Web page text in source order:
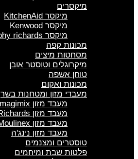
מיקסרים
מיקסר KitchenAid
מיקסר Kenwood
מיקסר morphy richards
מכונות קפה
מסחטות מיצים
מיקרוגלים וטוסטר אובן
טוחן אשפה
מכונות ואקום
מעבדי מזון ומטחנות בשר
מעבד מזון magimix
מעבד מזון Morphy Richards
מעבד מזון Moulinex
מעבד מזון נינג'ה
טוסטרים ומצנמים
פלטות שבת ומיחמים